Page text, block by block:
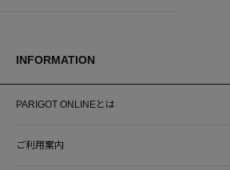
INFORMATION
PARIGOT ONLINEとは
ご利用案内